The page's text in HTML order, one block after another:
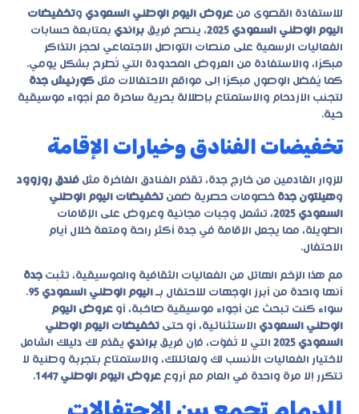
للاستفادة القصوى من عروض اليوم الوطني السعودي وتخفيضات
اليوم الوطني السعودي 2025
، ينصح فريق براندي بمتابعة حسابات
الفعاليات الرسمية على منصات التواصل الاجتماعي لحجز التذاكر
مبكرًا، والاستفادة من العروض المحدودة التي تُطرح بشكل يومي.
كما يُفضل الوصول مبكرًا إلى مواقع الاحتفالات مثل كورنيش جدة
لتجنب الازدحام والاستمتاع بإطلالة بحرية ساحرة مع أجواء موسيقية
حية.
تخفيضات الفنادق وخيارات الإقامة
للزوار القادمين من خارج جدة، تقدّم الفنادق الفاخرة مثل فندق روزوود
وهيلتون جدة خصومات حصرية ضمن تخفيضات اليوم الوطني
السعودي 2025
، تشمل وجبات مجانية وعروض على الإقامات
الطويلة، مما يجعل الإقامة في جدة أكثر راحة ومتعة خلال أيام
الاحتفال.
مع هذا الزخم الهائل من الفعاليات الثقافية والموسيقية، تثبت جدة
أنها واحدة من أبرز الوجهات للاحتفال بـ اليوم الوطني السعودي 95
.
سواء كنت تبحث عن أجواء موسيقية صاخبة، أو عروض اليوم
الوطني السعودي الاستثنائية، أو حتى تخفيضات اليوم الوطني
السعودي 2025
التي لا تُفوّت، فإن فريق براندي يقدّم لك دليلك الشامل
لاختيار الفعاليات الأنسب لك ولعائلتك، والاستمتاع بتجربة وطنية لا
تتكرر إلا مرة واحدة في العام مع أروع عروض اليوم الوطني 1447 .